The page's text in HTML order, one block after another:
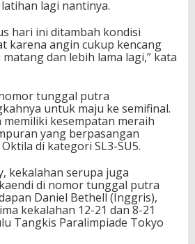
i
d
e
T
o
y
o
2
0
2
lagi nantinya.
hari ini ditambah kondisi
karena angin cukup kencang
dan lebih lama lagi,” kata
tunggal putra
untuk maju ke semifinal.
memiliki kesempatan meraih
yang berpasangan
di kategori SL3-SU5.
kekalahan serupa juga
di nomor tunggal putra
Daniel Bethell (Inggris),
kekalahan 12-21 dan 8-21
Tangkis Paralimpiade Tokyo